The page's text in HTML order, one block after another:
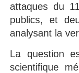
attaques du
publics, et
analysant la
La question
scientifique